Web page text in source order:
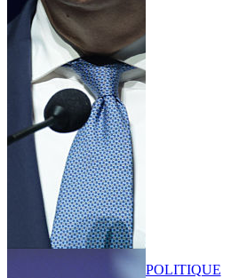
POLITIQUE